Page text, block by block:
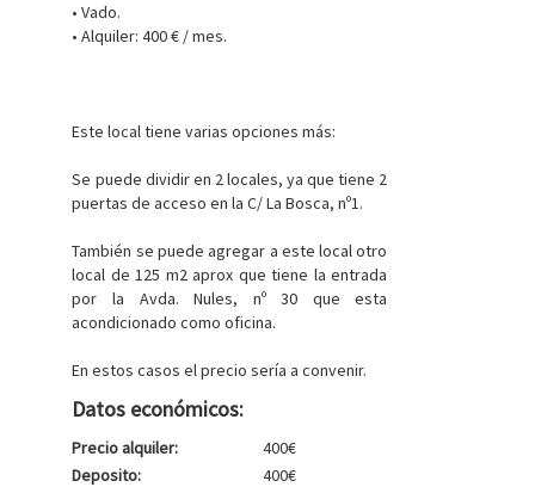
• Vado.
• Alquiler: 400 € / mes.
Este local tiene varias opciones más:
Se puede dividir en 2 locales, ya que tiene 2
puertas de acceso en la C/ La Bosca, nº1.
También se puede agregar a este local otro
local de 125 m2 aprox que tiene la entrada
por la Avda. Nules, nº 30 que esta
acondicionado como oficina.
En estos casos el precio sería a convenir.
Datos económicos:
Precio alquiler:
400€
Deposito:
400€